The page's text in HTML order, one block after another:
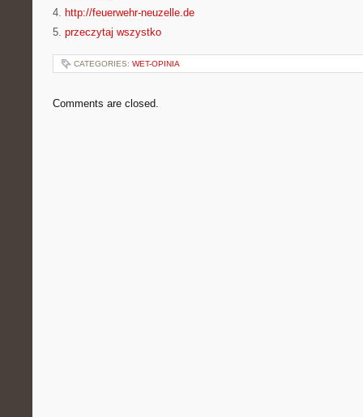
4. http://feuerwehr-neuzelle.de
5. przeczytaj wszystko
CATEGORIES: WET-OPINIA
Comments are closed.